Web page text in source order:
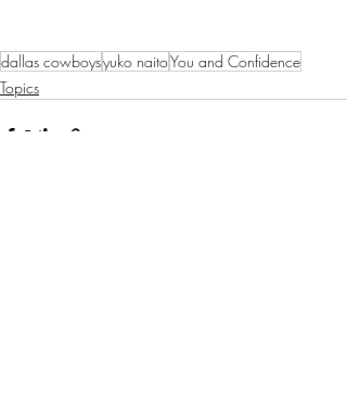
dallas cowboysyuko naitoYou and Confidence
Topics